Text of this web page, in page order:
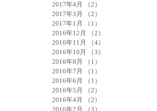
2017年4月
（2）
2017年3月
（2）
2017年1月
（1）
2016年12月
（2）
2016年11月
（4）
2016年10月
（3）
2016年8月
（1）
2016年7月
（1）
2016年6月
（1）
2016年5月
（2）
2016年4月
（2）
2016年2月
（3）